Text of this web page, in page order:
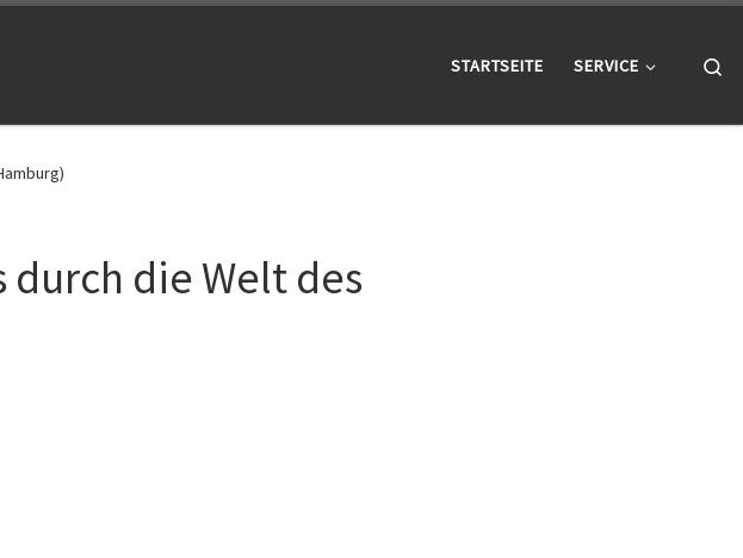
STARTSEITE SERVICE
durch die Welt des